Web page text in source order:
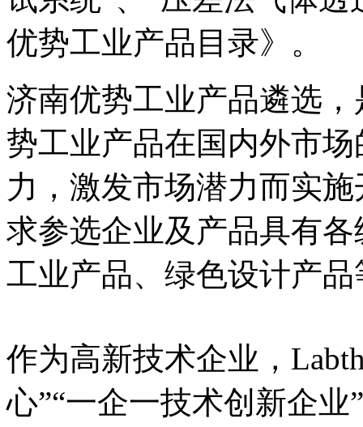
优势工业产品目录》。
济南优势工业产品遴选
势工业产品在国内外市
力，激发市场潜力而实
求参选企业及产品具有
工业产品、绿色设计产
作为高新技术企业，
心”“一企一技术创新企